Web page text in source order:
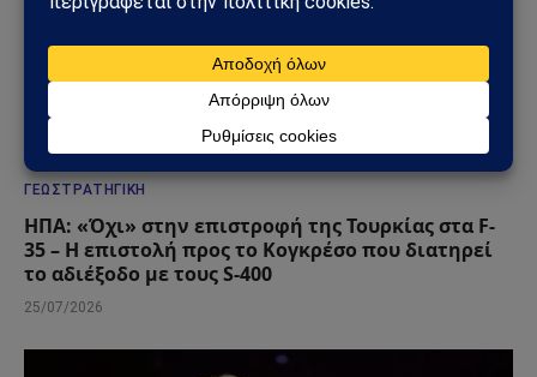
ΓΕΩΣΤΡΑΤΗΓΙΚΉ
ΗΠΑ: «Όχι» στην επιστροφή της Τουρκίας στα F-
35 – Η επιστολή προς το Κογκρέσο που διατηρεί
το αδιέξοδο με τους S-400
25/07/2026